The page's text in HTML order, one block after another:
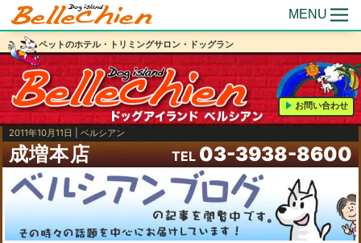
MENU
ペットのホテル・トリミングサロン・ドッグラン
お問い合わせ
2011年10月11日 | ベルシアン
成増本店 TEL 03-3938-8600